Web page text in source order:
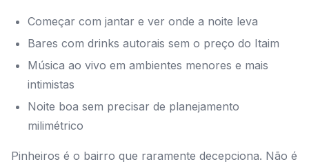
Começar com jantar e ver onde a noite leva
Bares com drinks autorais sem o preço do Itaim
Música ao vivo em ambientes menores e mais
intimistas
Noite boa sem precisar de planejamento
milimétrico
Pinheiros é o bairro que raramente decepciona. Não é